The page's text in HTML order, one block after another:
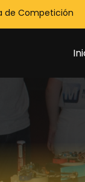
de Competición